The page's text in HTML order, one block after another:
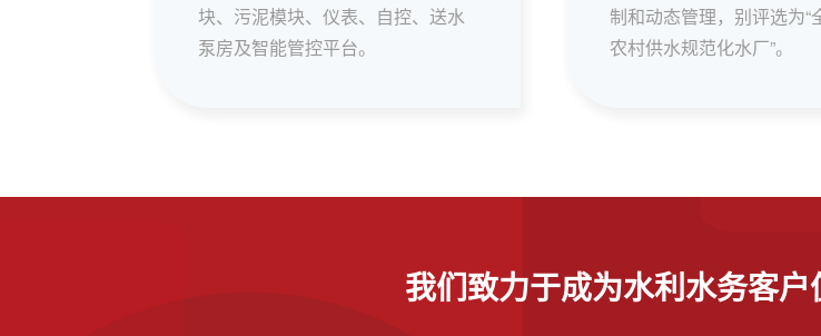
块、污泥模块、仪表、自控、送水
泵房及智能管控平台。
制和动态管理，别评选为“
农村供水规范化水厂”。
我们致力于成为水利水务客